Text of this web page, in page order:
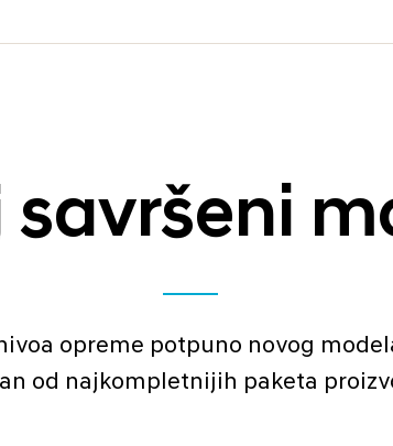
opreme potpuno novog
od najkompletnijih paketa